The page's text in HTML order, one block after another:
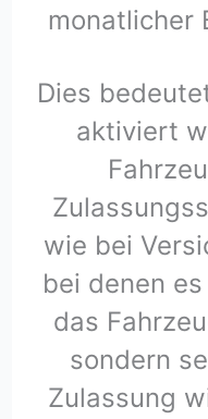
monatlicher
Dies
aktiviert
wie bei
bei denen
das
sondern
Zulassung